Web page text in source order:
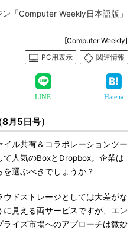
「Computer Weekly日本語版」
[Computer Weekly]
PC用表示
関連情報
LINE Hatena
月5日号）
ル共有＆コラボレーションツー
て人気のBoxとDropbox。企業は
を選ぶべきでしょうか？
ドストレージとしては大差がな
に見える両サービスですが、エン
ライズ市場へのアプローチは微妙